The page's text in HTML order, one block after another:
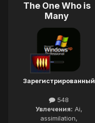
The One Who is
Many
Зарегистрированный
548
Увлечения: Ai,
assimilation,